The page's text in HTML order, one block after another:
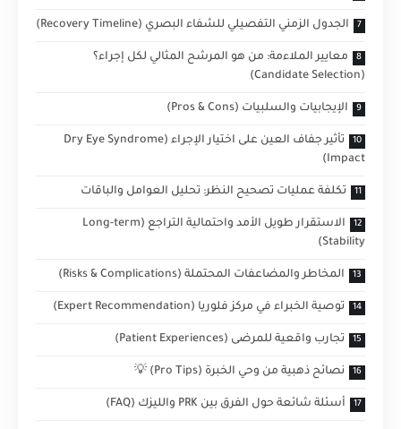
الجدول الزمني التفصيلي للشفاء البصري (Recovery Timeline)
معايير الملاءمة: من هو المرشح المثالي لكل إجراء؟
(Candidate Selection)
الإيجابيات والسلبيات (Pros & Cons)
تأثير جفاف العين على اختيار الإجراء (Dry Eye Syndrome
Impact)
تكلفة عمليات تصحيح النظر: تحليل العوامل والباقات
الاستقرار طويل الأمد واحتمالية التراجع (Long-term
Stability)
المخاطر والمضاعفات المحتملة (Risks & Complications)
توصية الخبراء في مركز فلوريا (Expert Recommendation)
تجارب واقعية للمرضى (Patient Experiences)
نصائح ذهبية من وحي الخبرة (Pro Tips) 💡
أسئلة شائعة حول الفرق بين PRK والليزك (FAQ)